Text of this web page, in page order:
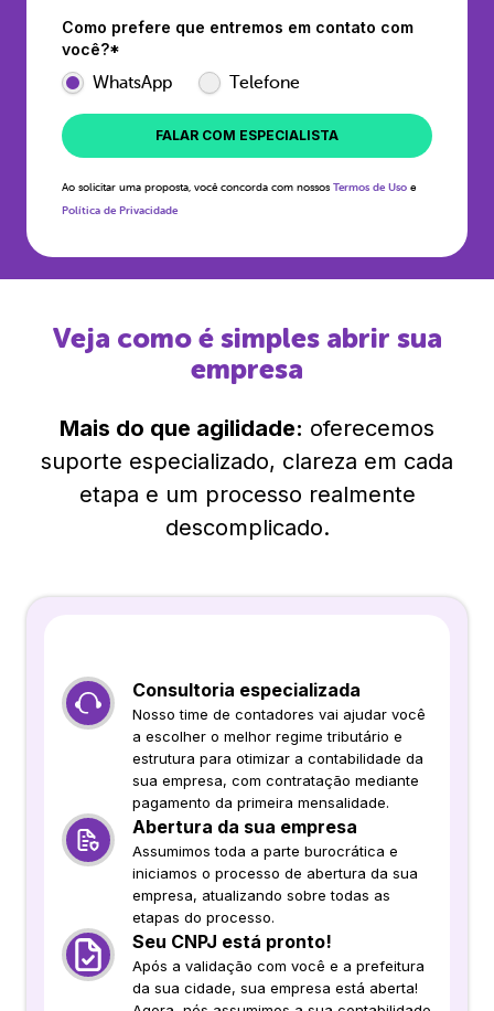
Como prefere que entremos em contato com
você?*
WhatsApp Telefone
FALAR COM ESPECIALISTA
Ao solicitar uma proposta, você concorda com nossos Termos de Uso e
Política de Privacidade
Veja como é simples abrir sua
empresa
Mais do que agilidade: oferecemos
suporte especializado, clareza em cada
etapa e um processo realmente
descomplicado.
Consultoria especializada
Nosso time de contadores vai ajudar você
a escolher o melhor regime tributário e
estrutura para otimizar a contabilidade da
sua empresa, com contratação mediante
pagamento da primeira mensalidade.
Abertura da sua empresa
Assumimos toda a parte burocrática e
iniciamos o processo de abertura da sua
empresa, atualizando sobre todas as
etapas do processo.
Seu CNPJ está pronto!
Após a validação com você e a prefeitura
da sua cidade, sua empresa está aberta!